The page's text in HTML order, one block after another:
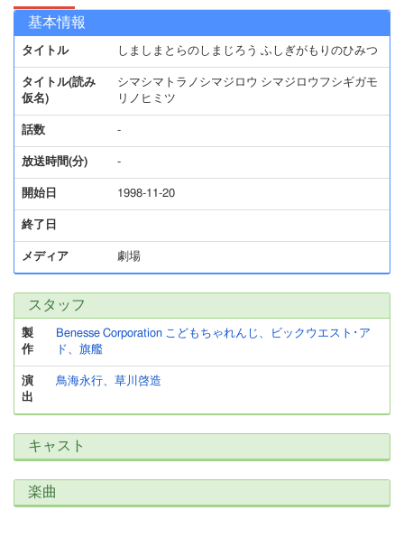
基本情報
タイトル しましまとらのしまじろう ふしぎがもりのひみつ
タイトル(読み
仮名)
シマシマトラノシマジロウ シマジロウフシギガモ
リノヒミツ
話数 -
放送時間(分) -
開始日 1998-11-20
終了日
メディア 劇場
スタッフ
製
作
Benesse Corporation こどもちゃれんじ、ビックウエスト･ア
ド、旗艦
演
出
鳥海永行、草川啓造
キャスト
楽曲